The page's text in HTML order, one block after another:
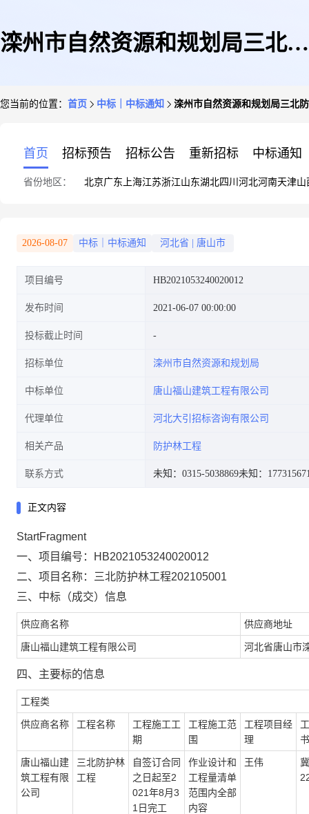
滦州市自然资源和规划局三北防
您当前的位置： 首页 中标｜中标通知 滦州市自然资源和规划局三北
首页 招标预告 招标公告 重新招标 中标通知
省份地区： 北京广东 上海江苏浙江山东湖北四川 河北河南天津山
2026-08-07 中标｜中标通知 河北省 唐山市
项目编号 HB2021053240020012
发布时间 2021-06-07 00:00:00
投标截止时间
招标单位 滦州市自然资源和规划局
中标单位 唐山福山建筑工程有限公司
代理单位 河北大引招标咨询有限公司
相关产品 防护林工程
联系方式 未知：0315-5038869未知：
正文内容
StartFragment
一、项目编号：HB2021053240020012
二、项目名称：三北防护林工程202105001
三、中标（成交）信息
供应商名称 供应商地址
唐山福山建筑工程有限公司 河北省唐山市
四、主要标的信息
工程类
供应商名称 工程名称
工程施工工
期
工程施工范
围
工程项目经
理
唐山福山建
筑工程有限
公司
三北防护林
工程
自签订合同
之日起至2
021年8月3
1日完工
作业设计和
工程量清单
范围内全部
内容
王伟